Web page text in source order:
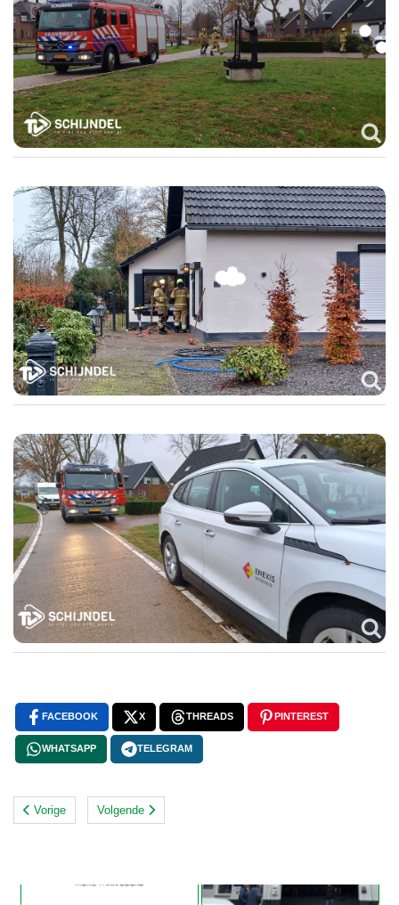
FACEBOOK X THREADS PINTEREST
WHATSAPP TELEGRAM
Vorige Volgende